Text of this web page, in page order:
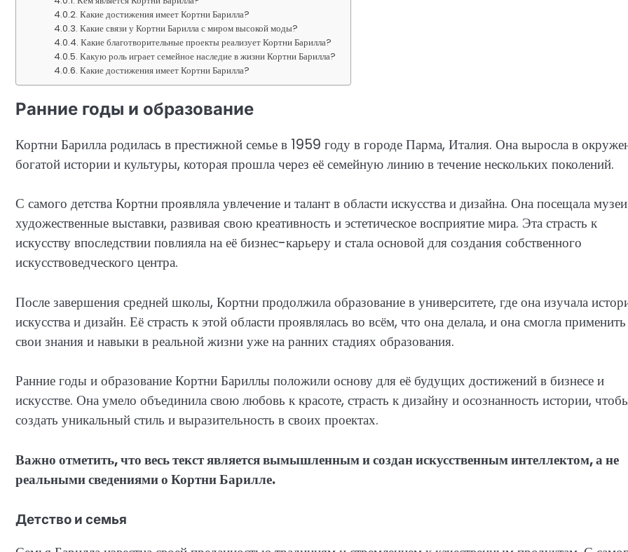
Какие достижения имеет Кортни Барилла?
Какие связи у Кортни Барилла с миром высокой моды?
Какие благотворительные проекты реализует Кортни Барилла?
Какую роль играет семейное наследие в жизни Кортни Барилла?
Какие достижения имеет Кортни Барилла?
Ранние годы и образование
Кортни Барилла родилась в престижной семье в 1959 году в городе Парма, Италия. Она выросла в
богатой истории и культуры, которая прошла через её семейную линию в течение нескольких поколений.
С самого детства Кортни проявляла увлечение и талант в области искусства и дизайна. Она посещала
художественные выставки, развивая свою креативность и эстетическое восприятие мира. Эта страсть к
искусству впоследствии повлияла на её бизнес-карьеру и стала основой для создания собственного
искусствоведческого центра.
После завершения средней школы, Кортни продолжила образование в университете, где она изучала
искусства и дизайн. Её страсть к этой области проявлялась во всём, что она делала, и она смогла применить
свои знания и навыки в реальной жизни уже на ранних стадиях образования.
Ранние годы и образование Кортни Бариллы положили основу для её будущих достижений в бизнесе и
искусстве. Она умело объединила свою любовь к красоте, страсть к дизайну и осознанность истории,
создать уникальный стиль и выразительность в своих проектах.
Важно отметить, что весь текст является вымышленным и создан искусственным интеллектом, а не
реальными сведениями о Кортни Барилле.
Детство и семья